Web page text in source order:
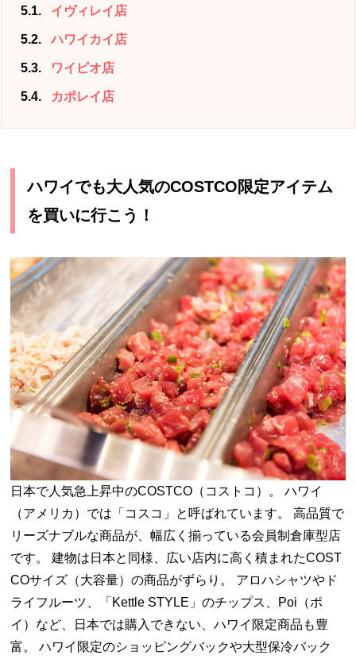
5.1 イヴィレイ店
5.2 ハワイカイ店
5.3 ワイピオ店
5.4 カポレイ店
ハワイでも大人気のCOSTCO限定アイテム
を買いに行こう！
日本で人気急上昇中のCOSTCO（コストコ）。 ハワイ
（アメリカ）では「コスコ」と呼ばれています。 高品質で
リーズナブルな商品が、幅広く揃っている会員制倉庫型店
です。 建物は日本と同様、広い店内に高く積まれたCOST
COサイズ（大容量）の商品がずらり。 アロハシャツやド
ライフルーツ、「Kettle STYLE」のチップス、Poi（ポ
イ）など、日本では購入できない、ハワイ限定商品も豊
富。 ハワイ限定のショッピングバックや大型保冷バック